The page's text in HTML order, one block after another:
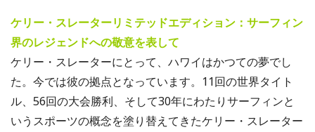
ケリー・スレーターリミテッドエディション：サーフィン
界のレジェンドへの敬意を表して
ケリー・スレーターにとって、ハワイはかつての夢でし
た。今では彼の拠点となっています。11回の世界タイト
ル、56回の大会勝利、そして30年にわたりサーフィンと
いうスポーツの概念を塗り替えてきたケリー・スレーター